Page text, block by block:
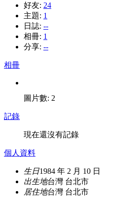
好友: 24
主題: 1
日誌: --
相冊: 1
分享: --
相冊
圖片數: 2
記錄
現在還沒有記錄
個人資料
生日1984 年 2 月 10 日
出生地台灣 台北市
居住地台灣 台北市